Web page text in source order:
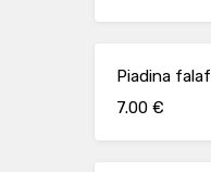
Piadina
7.00 €